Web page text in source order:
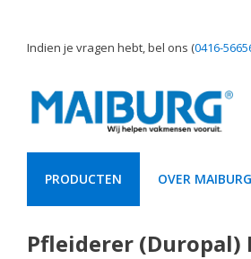
text.skipToContent
text.skipToNavigation
Indien je vragen hebt, bel ons (0416-
PRODUCTEN OVER MAIBURG
Pfleiderer (Duropal)